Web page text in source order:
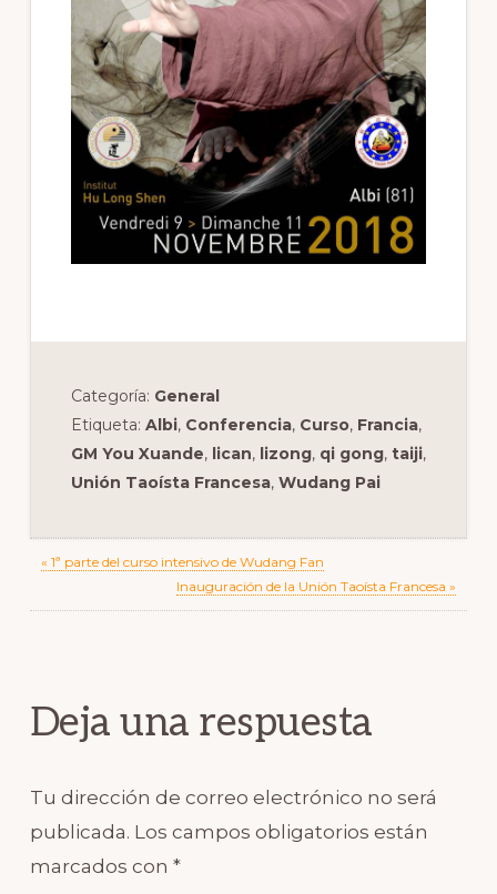
Categoría: General
Etiqueta: Albi, Conferencia, Curso, Francia,
GM You Xuande, lican, lizong, qi gong, taiji,
Unión Taoísta Francesa, Wudang Pai
Previous
« 1ª parte del curso intensivo de Wudang Fan
Next
Post:
Inauguración de la Unión Taoísta Francesa »
Deja una respuesta
Tu dirección de correo electrónico no será
publicada. Los campos obligatorios están
marcados con *